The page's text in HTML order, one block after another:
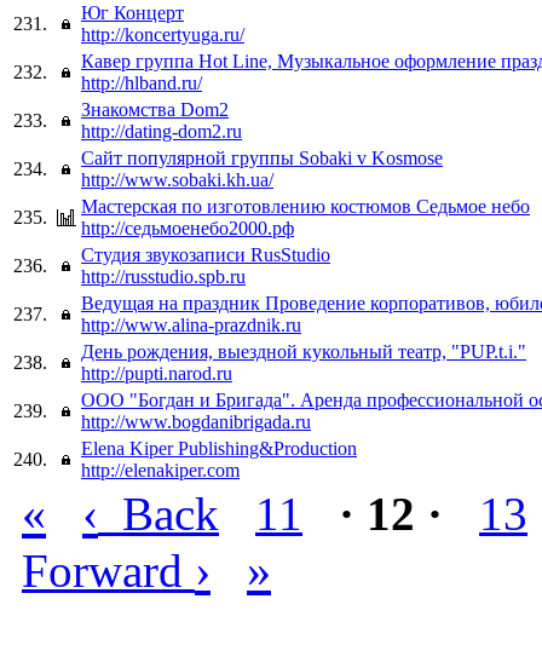
231.
Юг Концерт
http://koncertyuga.ru/
232.
Кавер группа Hot Line, Музыкальное оформление
http://hlband.ru/
233.
Знакомства Dom2
http://dating-dom2.ru
234.
Сайт популярной группы Sobaki v Kosmose
http://www.sobaki.kh.ua/
235.
Мастерская по изготовлению костюмов Седьмое небо
http://седьмоенебо2000.рф
236.
Студия звукозаписи RusStudio
http://russtudio.spb.ru
237.
Ведущая на праздник Проведение корпоративов,
http://www.alina-prazdnik.ru
238.
День рождения, выездной кукольный театр, "PUP.t.i."
http://pupti.narod.ru
239.
ООО "Богдан и Бригада". Аренда профессиональной
http://www.bogdanibrigada.ru
240.
Elena Kiper Publishing&Production
http://elenakiper.com
« ‹ Back 11 · 12 ·
13
Forward › »